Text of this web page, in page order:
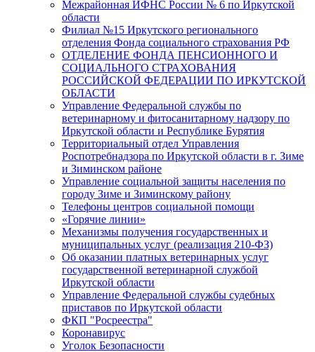
Межрайонная ИФНС России № 6 по Иркутской
области
Филиал №15 Иркутского регионального
отделения Фонда социального страхования РФ
ОТДЕЛЕНИЕ ФОНДА ПЕНСИОННОГО И
СОЦИАЛЬНОГО СТРАХОВАНИЯ
РОССИЙСКОЙ ФЕДЕРАЦИИ ПО ИРКУТСКОЙ
ОБЛАСТИ
Управление Федеральной службы по
ветеринарному и фитосанитарному надзору по
Иркутской области и Республике Бурятия
Территориальный отдел Управления
Роспотребнадзора по Иркутской области в г. Зиме
и Зиминском районе
Управление социальной защиты населения по
городу Зиме и Зиминскому району
Телефоны центров социальной помощи
«Горячие линии»
Механизмы получения государственных и
муниципальных услуг (реализация 210-ФЗ)
Об оказании платных ветеринарных услуг
государственной ветеринарной службой
Иркутской области
Управление Федеральной службы судебных
приставов по Иркутской области
ФКП "Росреестра"
Коронавирус
Уголок Безопасности